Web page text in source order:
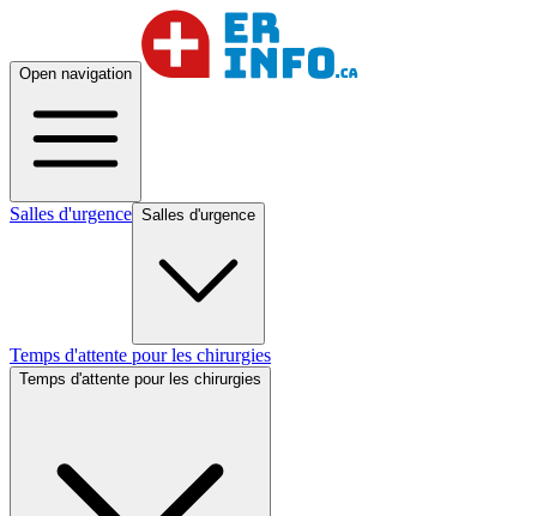
Open navigation
Salles d'urgence Salles d'urgence
Temps d'attente pour les chirurgies
Temps d'attente pour les chirurgies